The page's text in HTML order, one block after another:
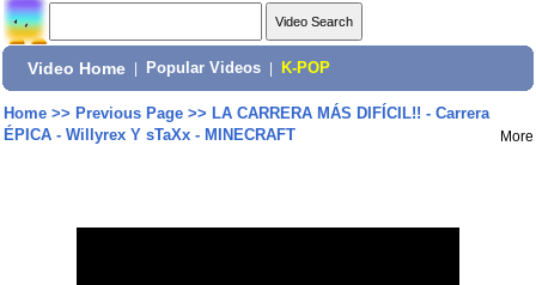
Video Home Popular Videos K-POP
Home>> Previous Page>> LA CARRERA MÁS DIFÍCIL!! - Carrera
ÉPICA - Willyrex Y sTaXx - MINECRAFT
More